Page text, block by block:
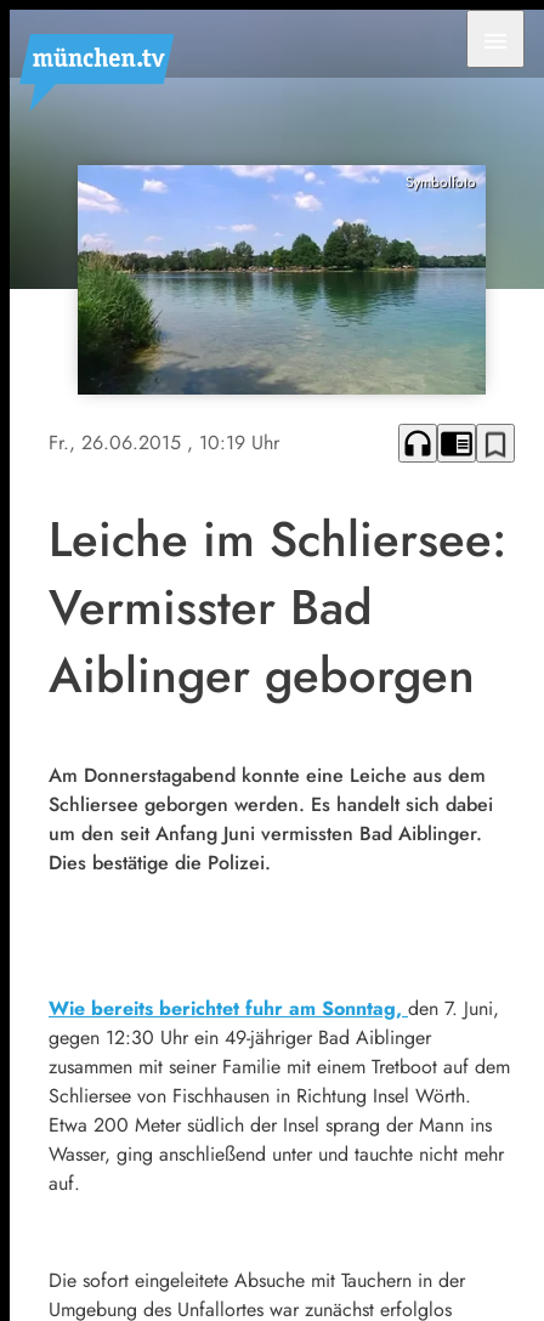
Symbolfoto
Fr., 26.06.2015 , 10:19 Uhr headphones chrome_reader_mode bookmark_border
Leiche im Schliersee:
Vermisster Bad
Aiblinger geborgen
Am Donnerstagabend konnte eine Leiche aus dem
Schliersee geborgen werden. Es handelt sich dabei
um den seit Anfang Juni vermissten Bad Aiblinger.
Dies bestätige die Polizei.
Wie bereits berichtet fuhr am Sonntag, den 7. Juni,
gegen 12:30 Uhr ein 49-jähriger Bad Aiblinger
zusammen mit seiner Familie mit einem Tretboot auf dem
Schliersee von Fischhausen in Richtung Insel Wörth.
Etwa 200 Meter südlich der Insel sprang der Mann ins
Wasser, ging anschließend unter und tauchte nicht mehr
auf.
Die sofort eingeleitete Absuche mit Tauchern in der
Umgebung des Unfallortes war zunächst erfolglos